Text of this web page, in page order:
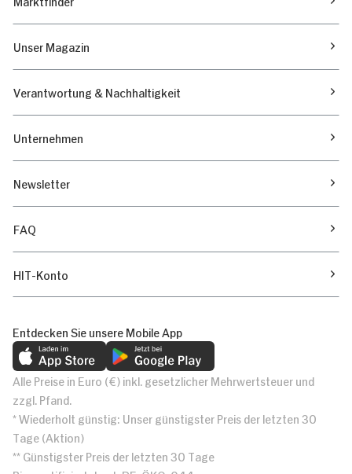
Unser Magazin
Verantwortung & Nachhaltigkeit
Unternehmen
Newsletter
FAQ
HIT-Konto
Entdecken Sie unsere Mobile App
Alle Preise in Euro (€) inkl. gesetzlicher Mehrwertsteuer und
zzgl. Pfand.
* Wiederholt günstig: Unser günstigster Preis der letzten 30
Tage (Aktion)
** Günstigster Preis der letzten 30 Tage